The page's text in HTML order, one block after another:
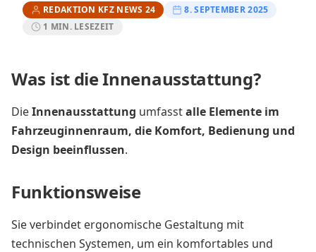
REDAKTION KFZ NEWS 24
8. SEPTEMBER 2025
1 MIN. LESEZEIT
Was ist die Innenausstattung?
DieInnenausstattung umfasstalle Elemente im
Fahrzeuginnenraum, die Komfort, Bedienung und
Design beeinflussen.
Funktionsweise
Sie verbindet ergonomische Gestaltung mit
technischen Systemen, um ein komfortables und